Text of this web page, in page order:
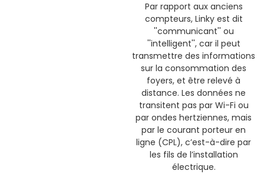
Par rapport aux anciens
compteurs, Linky est dit
''communicant'' ou
''intelligent'', car il peut
transmettre des informations
sur la consommation des
foyers, et être relevé à
distance. Les données ne
transitent pas par Wi-Fi ou
par ondes hertziennes, mais
par le courant porteur en
ligne (CPL), c’est-à-dire par
les fils de l’installation
électrique.